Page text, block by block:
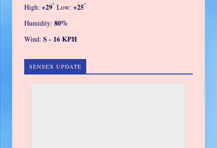
High: +29° Low: +25°
Humidity: 80%
Wind: S - 16 KPH
SENSEX UPDATE